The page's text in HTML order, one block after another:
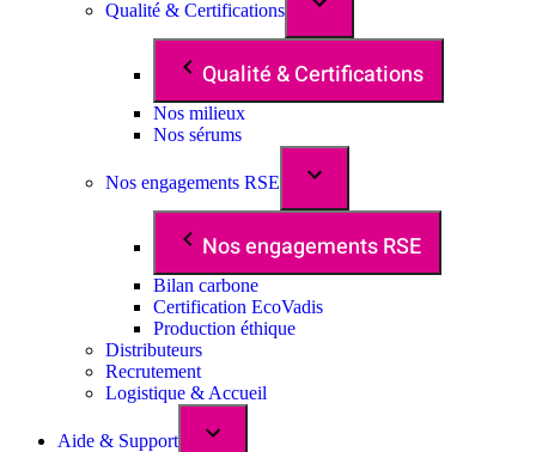
Qualité & Certifications
Qualité & Certifications
Nos milieux
Nos sérums
Nos engagements RSE
Nos engagements RSE
Bilan carbone
Certification EcoVadis
Production éthique
Distributeurs
Recrutement
Logistique & Accueil
Aide & Support